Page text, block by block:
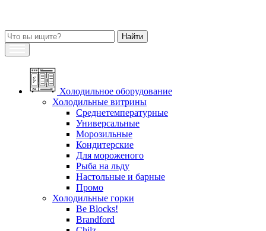
Холодильное оборудование
Холодильные витрины
Среднетемпературные
Универсальные
Морозильные
Кондитерские
Для мороженого
Рыба на льду
Настольные и барные
Промо
Холодильные горки
Be Blocks!
Brandford